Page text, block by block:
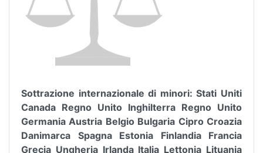
Sottrazione internazionale di minori: Stati Uniti
Canada Regno Unito Inghilterra Regno Unito
Germania Austria Belgio Bulgaria Cipro Croazia
Danimarca Spagna Estonia Finlandia Francia
Grecia Ungheria Irlanda Italia Lettonia Lituania